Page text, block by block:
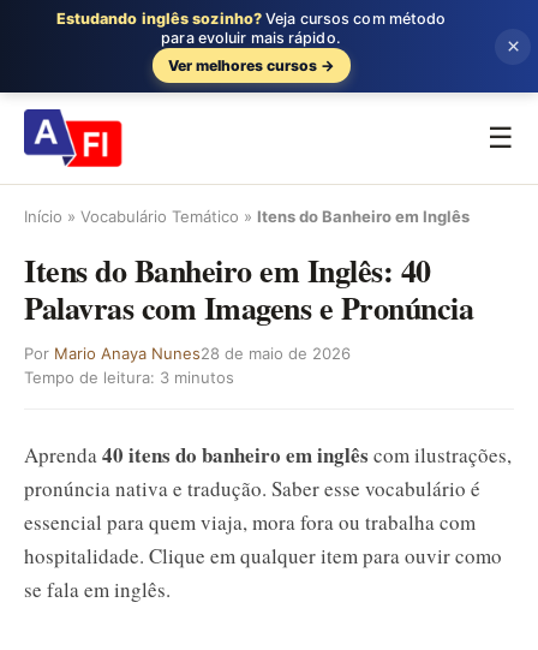
☰
Início » Vocabulário Temático » Itens do Banheiro em Inglês
Itens do Banheiro em Inglês: 40
Palavras com Imagens e Pronúncia
Por Mario Anaya Nunes28 de maio de 2026
Tempo de leitura: 3 minutos
Aprenda40 itens do banheiro em inglês com ilustrações,
pronúncia nativa e tradução. Saber esse vocabulário é
essencial para quem viaja, mora fora ou trabalha com
hospitalidade. Clique em qualquer item para ouvir como
se fala em inglês.
Estudando inglês sozinho? Veja cursos com método
para evoluir mais rápido.
Ver melhores cursos →
×